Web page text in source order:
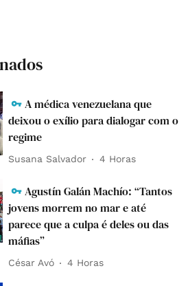
A médica venezuelana que
deixou o exílio para dialogar com o
regime
Susana Salvador 4 Horas
Agustín Galán Machío: “Tantos
jovens morrem no mar e até
parece que a culpa é deles ou das
máfias”
César Avó 4 Horas